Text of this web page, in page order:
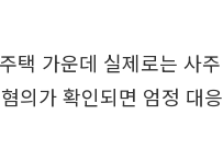
택 가운데 실제로는 사주
의가 확인되면 엄정 대응